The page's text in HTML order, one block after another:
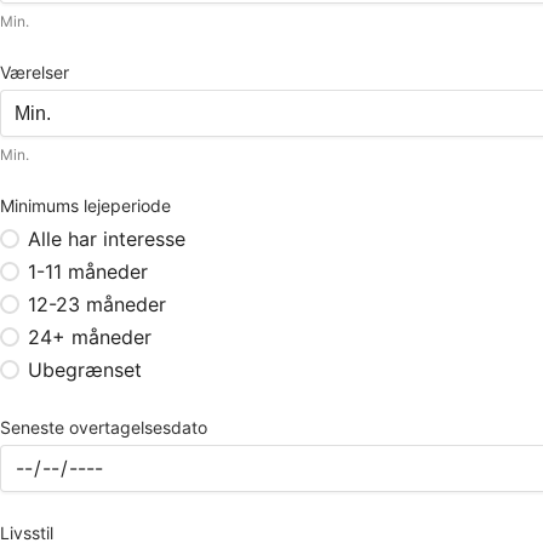
Min.
Værelser
Min.
Minimums lejeperiode
Alle har interesse
1-11 måneder
12-23 måneder
24+ måneder
Ubegrænset
Seneste overtagelsesdato
Livsstil